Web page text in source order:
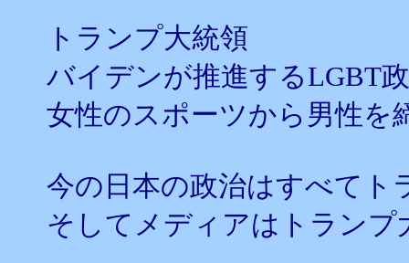
トランプ大統領
バイデンが推進するLGBT
女性のスポーツから男性を
今の日本の政治はすべてト
そしてメディアはトランプ